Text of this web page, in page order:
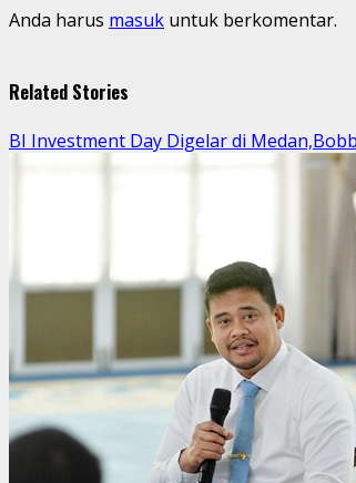
Anda harus masuk untuk berkomentar.
Related Stories
BI Investment Day Digelar di